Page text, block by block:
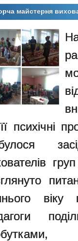
майстерня
психічні
віку